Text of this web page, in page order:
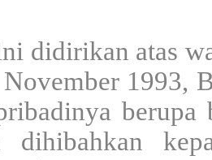
didirikan atas
1993,
berupa
dihibahkan